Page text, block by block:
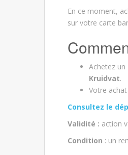
En ce moment,
sur votre carte
Achetez un
Kruidvat.
Votre
Consultez le
Validité : action
Condition : un